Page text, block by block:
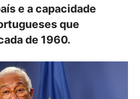
e a capacidade
que
de 1960.